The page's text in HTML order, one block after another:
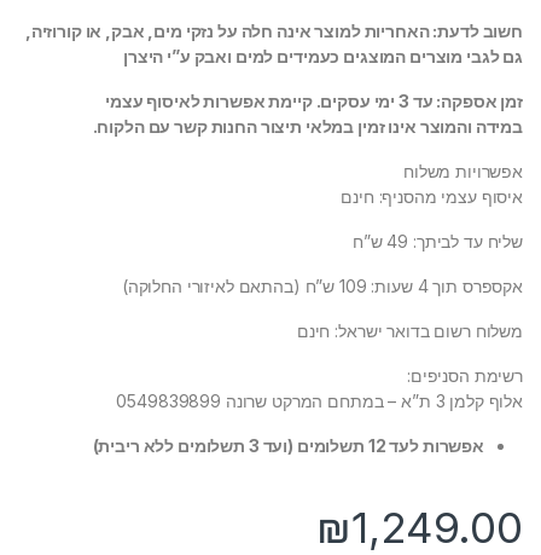
חשוב לדעת: האחריות למוצר אינה חלה על נזקי מים, אבק, או קורוזיה,
גם לגבי מוצרים המוצגים כעמידים למים ואבק ע”י היצרן
זמן אספקה: עד 3 ימי עסקים. קיימת אפשרות לאיסוף עצמי
במידה והמוצר אינו זמין במלאי תיצור החנות קשר עם הלקוח.
אפשרויות משלוח
איסוף עצמי מהסניף: חינם
שליח עד לביתך: 49 ש”ח
אקספרס תוך 4 שעות: 109 ש”ח (בהתאם לאיזורי החלוקה)
משלוח רשום בדואר ישראל: חינם
רשימת הסניפים:
אלוף קלמן 3 ת”א – במתחם המרקט שרונה 0549839899
אפשרות לעד 12 תשלומים (ועד 3 תשלומים ללא ריבית)
₪1,249.00